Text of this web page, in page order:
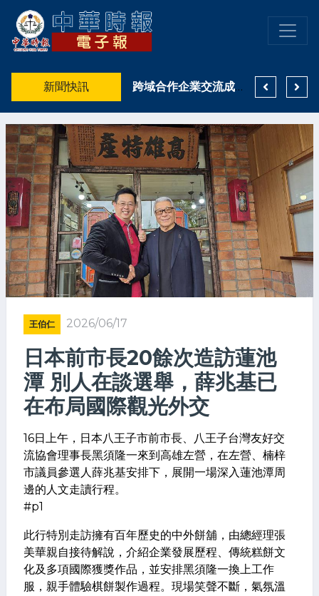
新聞快訊 跨域合作企業交流成AI關鍵 鄭金鴻：打造臻峰智匯串聯企業資源
王伯仁 2026/06/17
日本前市長20餘次造訪蓮池
潭 別人在談選舉，薛兆基已
在布局國際觀光外交
16日上午，日本八王子市前市長、八王子台灣友好交
流協會理事長黑須隆一來到高雄左營，在左營、楠梓
市議員參選人薛兆基安排下，展開一場深入蓮池潭周
邊的人文走讀行程。
#p1
此行特別走訪擁有百年歷史的中外餅舖，由總經理張
美華親自接待解說，介紹企業發展歷程、傳統糕餅文
化及多項國際獲獎作品，並安排黑須隆一換上工作
服，親手體驗棋餅製作過程。現場笑聲不斷，氣氛溫